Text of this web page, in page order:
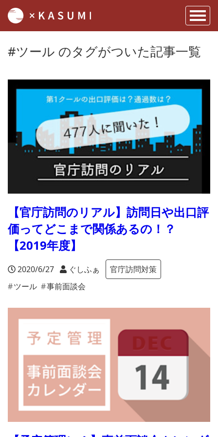
#ツール のタグがついた記事一覧
【官庁訪問のリアル】訪問日や出口評
価ってどこまで関係あるの！？
【2019年度】
2020/6/27 ぐしふぁ
官庁訪問対策
ツール
事前面談会